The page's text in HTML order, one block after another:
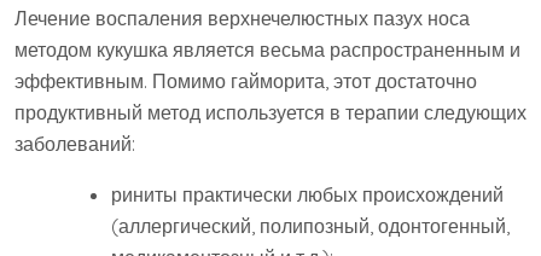
Лечение воспаления верхнечелюстных пазух носа
методом кукушка является весьма распространенным и
эффективным. Помимо гайморита, этот достаточно
продуктивный метод используется в терапии следующих
заболеваний:
риниты практически любых происхождений
(аллергический, полипозный, одонтогенный,